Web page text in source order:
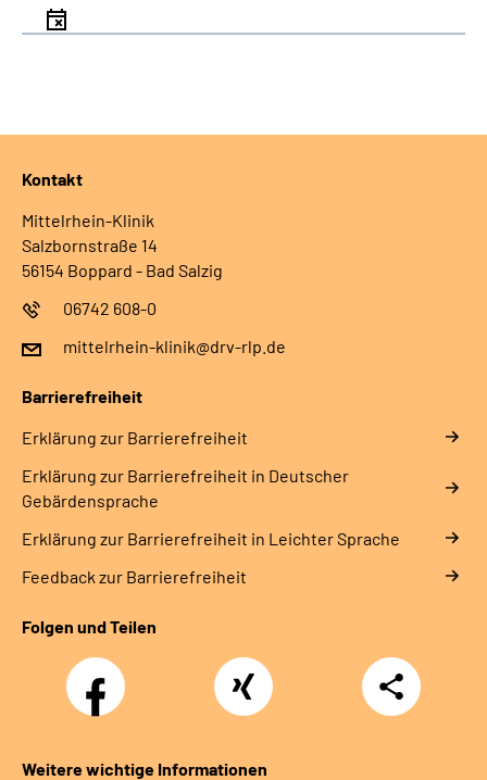
Kontakt
Mittelrhein-Klinik
Salzbornstraße 14
56154 Boppard - Bad Salzig
06742 608-0
mittelrhein-klinik@drv-rlp.de
Barrierefreiheit
Erklärung zur Barrierefreiheit
Erklärung zur Barrierefreiheit in Deutscher
Gebärdensprache
Erklärung zur Barrierefreiheit in Leichter Sprache
Feedback zur Barrierefreiheit
Folgen und Teilen
Facebook Xing
Teilen
Weitere wichtige Informationen